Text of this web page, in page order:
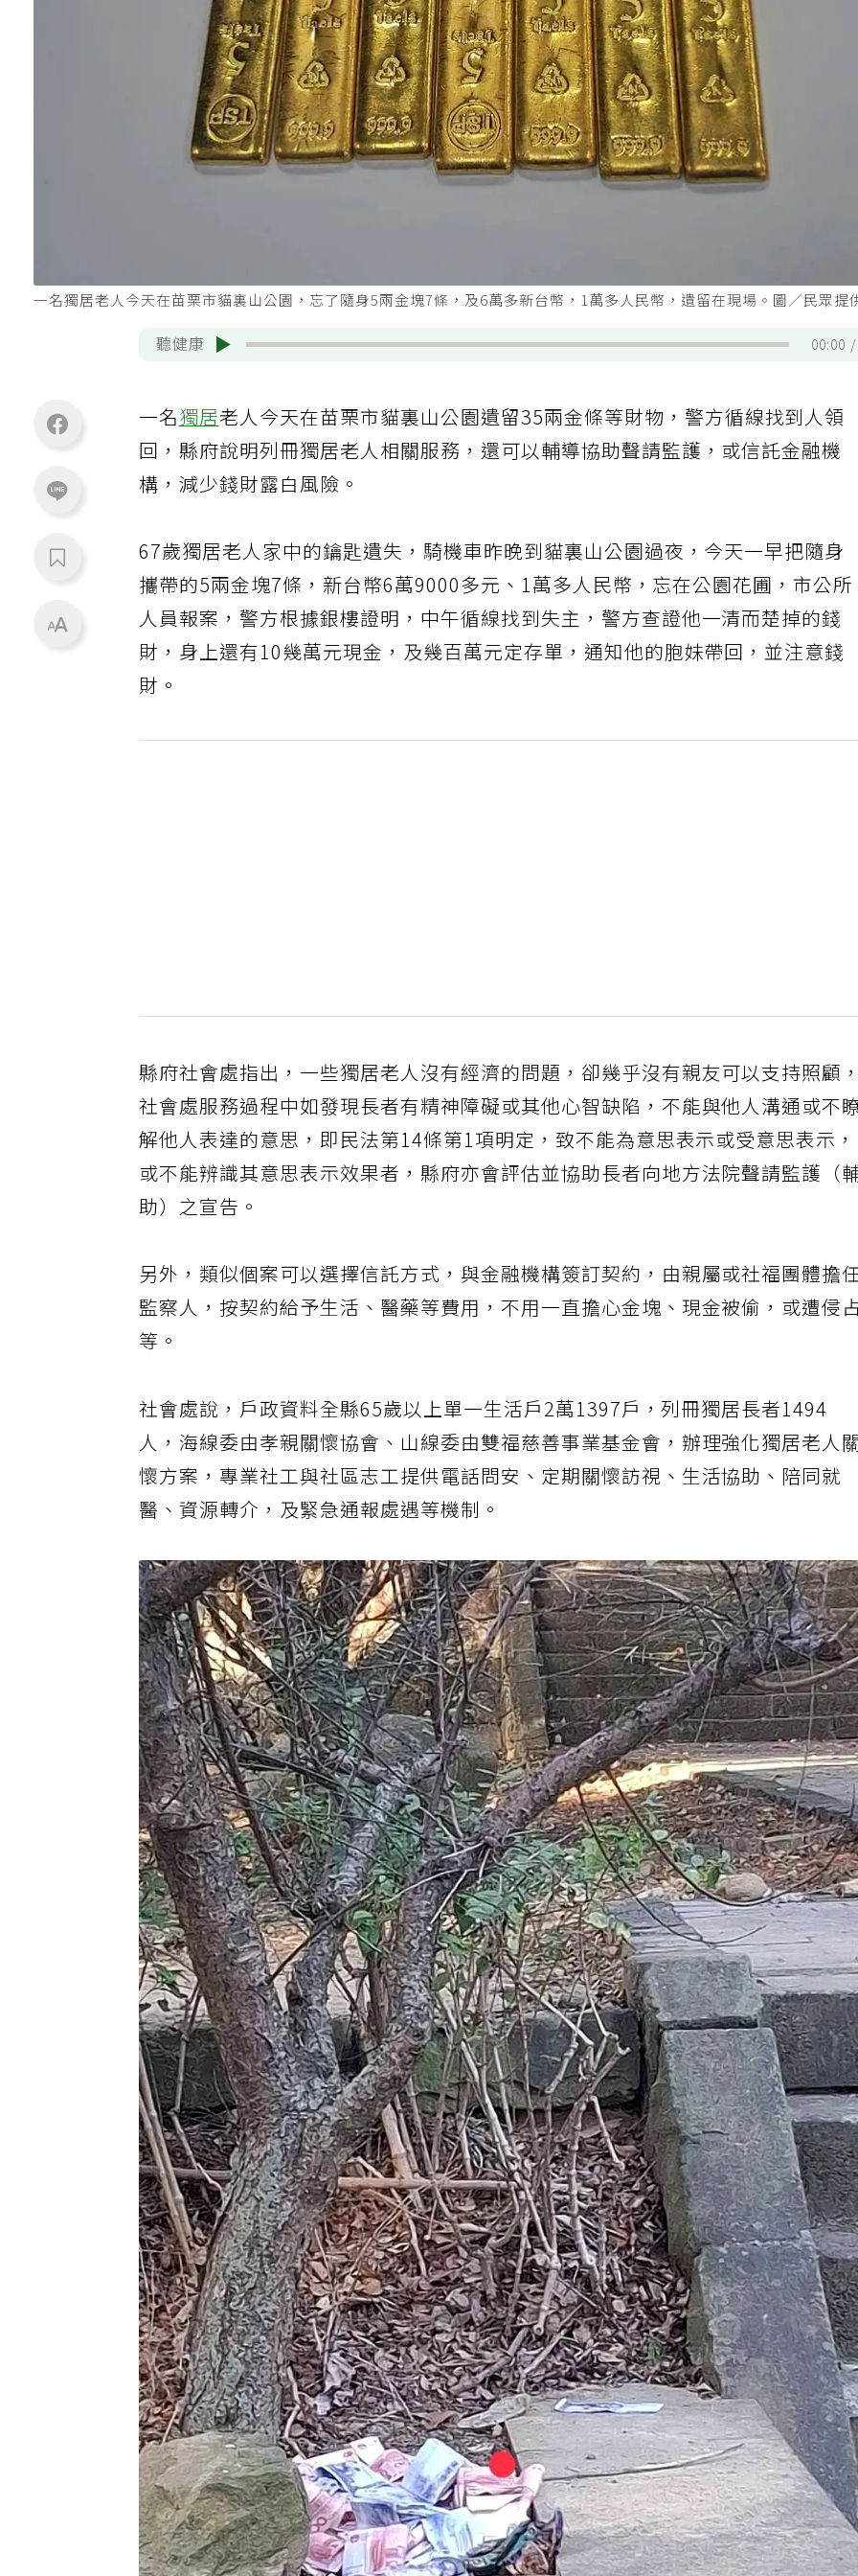
一名獨居老人今天在苗栗市貓裏山公園，忘了隨身5兩金塊7條，及6萬多新台幣，1萬多人民幣，遺留在現場。圖／民眾提
聽健康 00:00
一名獨居老人今天在苗栗市貓裏山公園遺留35兩金條等財物，警方循線找到人領
回，縣府說明列冊獨居老人相關服務，還可以輔導協助聲請監護，或信託金融機
構，減少錢財露白風險。
67歲獨居老人家中的鑰匙遺失，騎機車昨晚到貓裏山公園過夜，今天一早把隨身
攜帶的5兩金塊7條，新台幣6萬9000多元、1萬多人民幣，忘在公園花圃，市公所
人員報案，警方根據銀樓證明，中午循線找到失主，警方查證他一清而楚掉的錢
財，身上還有10幾萬元現金，及幾百萬元定存單，通知他的胞妹帶回，並注意錢
財。
縣府社會處指出，一些獨居老人沒有經濟的問題，卻幾乎沒有親友可以支持照顧，
社會處服務過程中如發現長者有精神障礙或其他心智缺陷，不能與他人溝通或不
解他人表達的意思，即民法第14條第1項明定，致不能為意思表示或受意思表示，
或不能辨識其意思表示效果者，縣府亦會評估並協助長者向地方法院聲請監護（
助）之宣告。
另外，類似個案可以選擇信託方式，與金融機構簽訂契約，由親屬或社福團體擔
監察人，按契約給予生活、醫藥等費用，不用一直擔心金塊、現金被偷，或遭侵占
等。
社會處說，戶政資料全縣65歲以上單一生活戶2萬1397戶，列冊獨居長者1494
人，海線委由孝親關懷協會、山線委由雙福慈善事業基金會，辦理強化獨居老人
懷方案，專業社工與社區志工提供電話問安、定期關懷訪視、生活協助、陪同就
醫、資源轉介，及緊急通報處遇等機制。